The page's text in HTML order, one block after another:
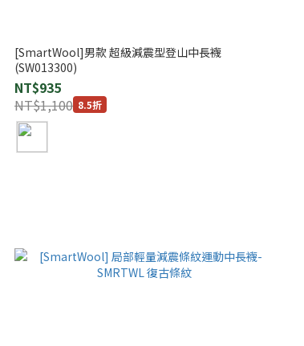
[SmartWool]男款 超級減震型登山中長襪
(SW013300)
NT$935
NT$1,100 8.5折